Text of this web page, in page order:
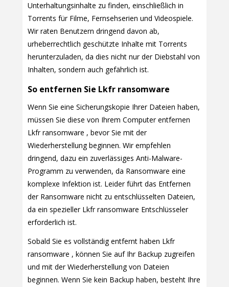
Unterhaltungsinhalte zu finden, einschließlich in
Torrents für Filme, Fernsehserien und Videospiele.
Wir raten Benutzern dringend davon ab,
urheberrechtlich geschützte Inhalte mit Torrents
herunterzuladen, da dies nicht nur der Diebstahl von
Inhalten, sondern auch gefährlich ist.
So entfernen Sie Lkfr ransomware
Wenn Sie eine Sicherungskopie Ihrer Dateien haben,
müssen Sie diese von Ihrem Computer entfernen
Lkfr ransomware , bevor Sie mit der
Wiederherstellung beginnen. Wir empfehlen
dringend, dazu ein zuverlässiges Anti-Malware-
Programm zu verwenden, da Ransomware eine
komplexe Infektion ist. Leider führt das Entfernen
der Ransomware nicht zu entschlüsselten Dateien,
da ein spezieller Lkfr ransomware Entschlüsseler
erforderlich ist.
Sobald Sie es vollständig entfernt haben Lkfr
ransomware , können Sie auf Ihr Backup zugreifen
und mit der Wiederherstellung von Dateien
beginnen. Wenn Sie kein Backup haben, besteht Ihre